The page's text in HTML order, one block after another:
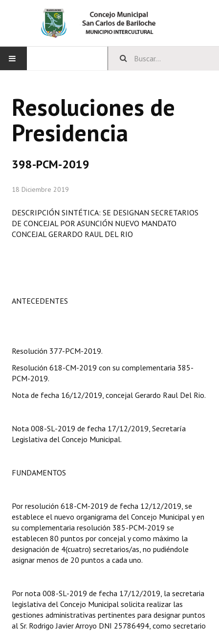
CONCEJO
Bloques Políticos
Comisiones Permanentes
Comisiones Especiales
Concejales Mandato Cumplido
Programas
Digesto
Organigrama
DOCUMENTOS
Proyectos Presentados
Ejecución Presupuestaria
Actas de Audiencias Públicas
NORMATIVA
Declaraciones
Resoluciones
Resoluciones de
Presidencia
398-PCM-2019
18 Diciembre 2019
DESCRIPCIÓN SINTÉTICA: SE DESIGNAN SECRETARIOS
DE CONCEJAL POR ASUNCIÓN NUEVO MANDATO
CONCEJAL GERARDO RAUL DEL RIO
ANTECEDENTES
Resolución 377-PCM-2019.
Resolución 618-CM-2019 con su complementaria 385-
PCM-2019.
Nota de fecha 16/12/2019, concejal Gerardo Raul Del Rio.
Nota 008-SL-2019 de fecha 17/12/2019, Secretaría
Legislativa del Concejo Municipal.
FUNDAMENTOS
Por resolución 618-CM-2019 de fecha 12/12/2019, se
establece el nuevo organigrama del Concejo Municipal y en
su complementaria resolución 385-PCM-2019 se
establecen 80 puntos por concejal y como máximo la
designación de 4(cuatro) secretarios/as, no pudiéndole
asignar menos de 20 puntos a cada uno.
Por nota 008-SL-2019 de fecha 17/12/2019, la secretaria
legislativa del Concejo Municipal solicita realizar las
gestiones administrativas pertinentes para designar puntos
al Sr. Rodrigo Javier Arroyo DNI 25786494, como secretario